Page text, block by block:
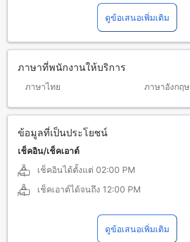
ดูข้อเสนอเพิ่มเติม
ภาษาที่พนักงานให้บริการ
ภาษาไทย ภาษาอังกฤษ
ข้อมูลที่เป็นประโยชน์
เช็คอิน/เช็คเอาต์
เช็คอินได้ตั้งแต่ 02:00 PM
เช็คเอาต์ได้จนถึง 12:00 PM
ดูข้อเสนอเพิ่มเติม